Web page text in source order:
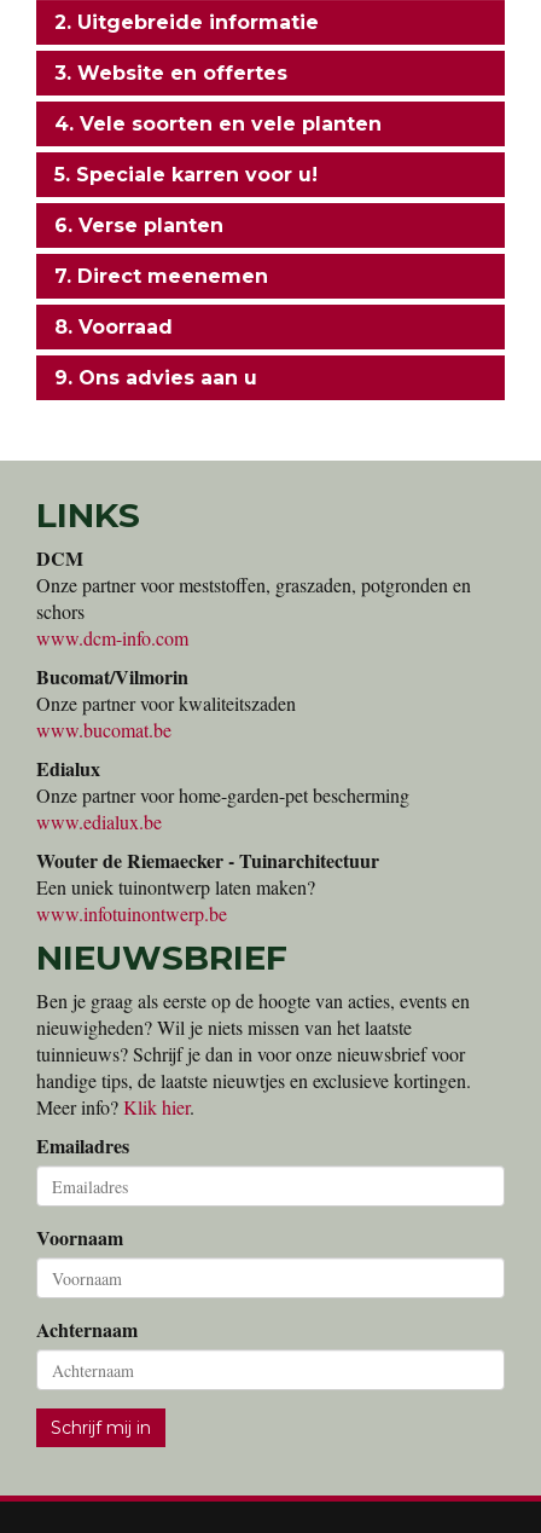
2. Uitgebreide informatie
3. Website en offertes
4. Vele soorten en vele planten
5. Speciale karren voor u!
6. Verse planten
7. Direct meenemen
8. Voorraad
9. Ons advies aan u
LINKS
DCM
Onze partner voor meststoffen, graszaden, potgronden en
schors
www.dcm-info.com
Bucomat/Vilmorin
Onze partner voor kwaliteitszaden
www.bucomat.be
Edialux
Onze partner voor home-garden-pet bescherming
www.edialux.be
Wouter de Riemaecker - Tuinarchitectuur
Een uniek tuinontwerp laten maken?
www.infotuinontwerp.be
NIEUWSBRIEF
Ben je graag als eerste op de hoogte van acties, events en
nieuwigheden? Wil je niets missen van het laatste
tuinnieuws? Schrijf je dan in voor onze nieuwsbrief voor
handige tips, de laatste nieuwtjes en exclusieve kortingen.
Meer info?Klik hier.
Emailadres
Voornaam
Achternaam
Schrijf mij in